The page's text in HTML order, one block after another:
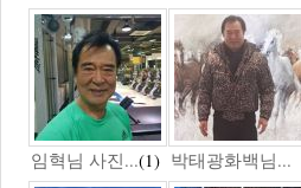
임혁님 사진...(1) 박태광화백님...